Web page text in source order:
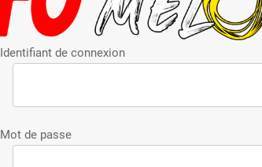
Identifiant de connexion
Mot de passe